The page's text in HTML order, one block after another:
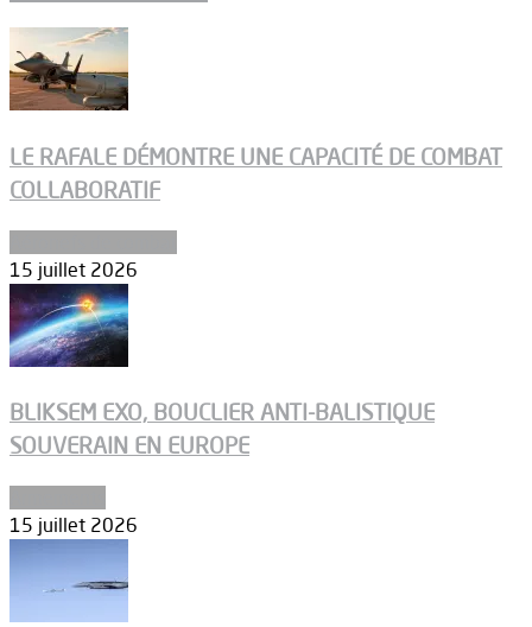
LE RAFALE DÉMONTRE UNE CAPACITÉ DE COMBAT
COLLABORATIF
15 juillet 2026
BLIKSEM EXO, BOUCLIER ANTI-BALISTIQUE
SOUVERAIN EN EUROPE
15 juillet 2026